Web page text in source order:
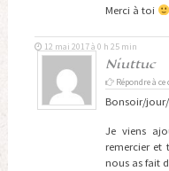
Merci à toi
Niuttuc
12 mai 2017 à 0 h 25 min
Répondre à
Bonsoir/
Je viens
remercier et
nous as fait